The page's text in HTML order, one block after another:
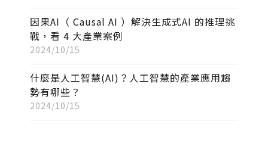
因果AI（ Causal AI ）解決生成式AI 的推理挑
戰，看 4 大產業案例
2024/10/15
什麼是人工智慧(AI)？人工智慧的產業應用趨
勢有哪些？
2024/10/15